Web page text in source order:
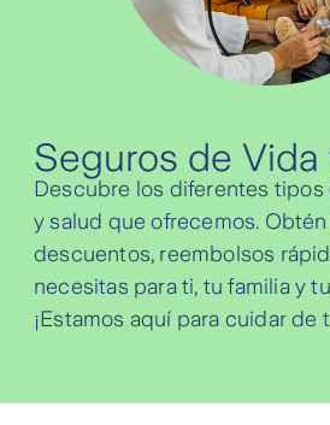
Seguros de Vida
Descubre los diferentes
y salud que ofrecemos.
descuentos, reembolsos
necesitas para ti, tu familia y
¡Estamos aquí para cuidar de